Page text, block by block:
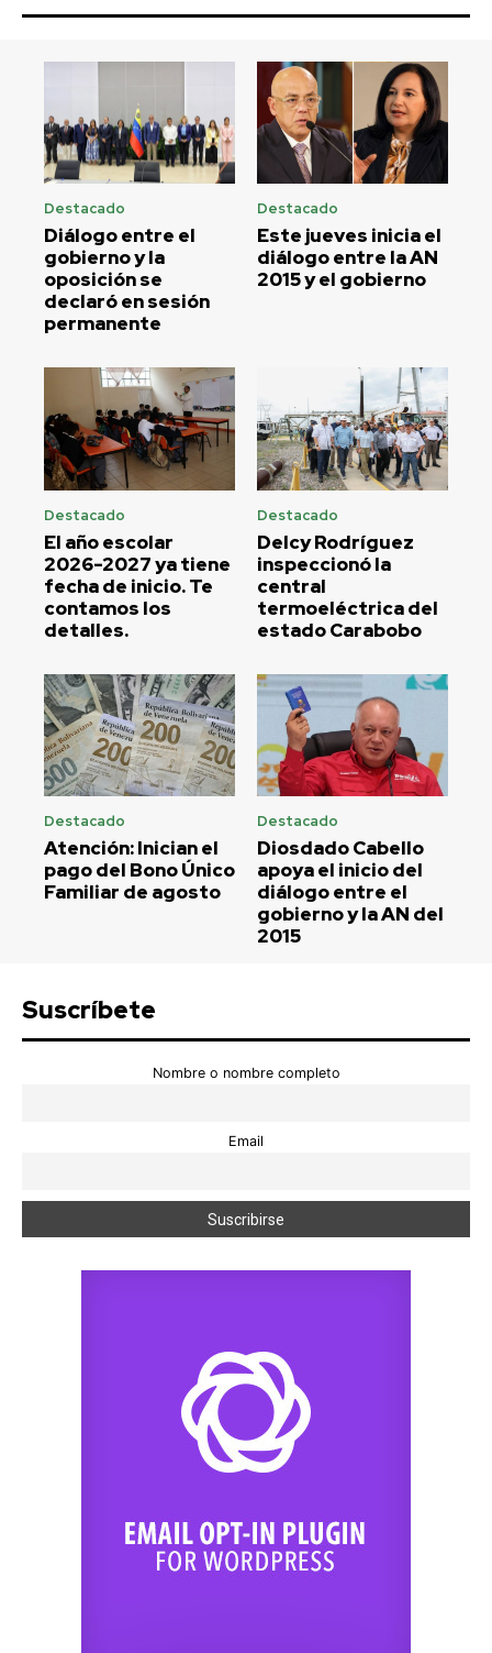
Destacado
Diálogo entre el
gobierno y la
oposición se
declaró en sesión
permanente
Destacado
Este jueves inicia el
diálogo entre la AN
2015 y el gobierno
Destacado
El año escolar
2026-2027 ya tiene
fecha de inicio. Te
contamos los
detalles.
Destacado
Delcy Rodríguez
inspeccionó la
central
termoeléctrica del
estado Carabobo
Destacado
Atención: Inician el
pago del Bono Único
Familiar de agosto
Destacado
Diosdado Cabello
apoya el inicio del
diálogo entre el
gobierno y la AN del
2015
Suscríbete
Nombre o nombre completo
Email